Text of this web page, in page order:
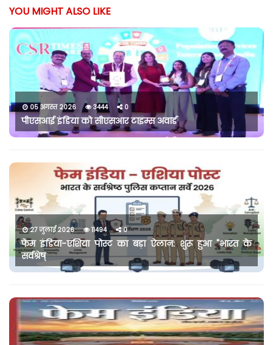
YOU MIGHT ALSO LIKE
05 अगस्त 2026 3444 0
पीएसआई इंडिया को सीएसआर टाइम्स अवार्ड
27 जुलाई 2026 11494 0
फेम इंडिया-एशिया पोस्ट का बड़ा ऐलान: शुरू हुआ "भारत के
सर्वश्रेष्